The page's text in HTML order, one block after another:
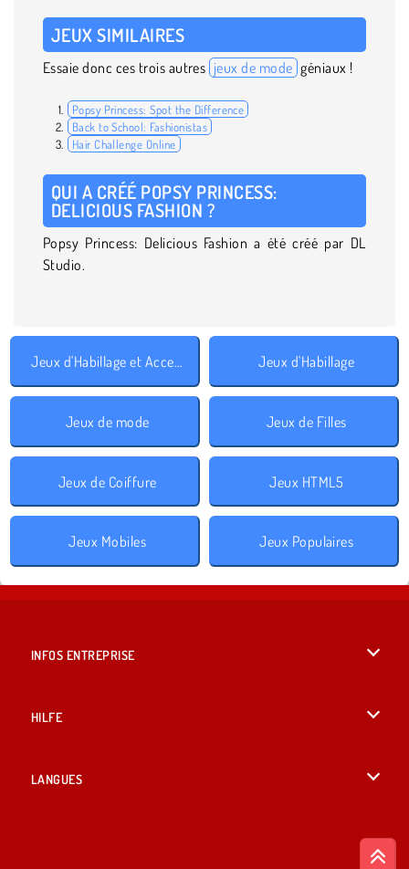
JEUX SIMILAIRES
Essaie donc ces trois autres jeux de mode géniaux !
Popsy Princess: Spot the Difference
Back to School: Fashionistas
Hair Challenge Online
QUI A CRÉÉ POPSY PRINCESS:
DELICIOUS FASHION ?
Popsy Princess: Delicious Fashion a été créé par DL
Studio.
Jeux d'Habillage et Accessoires Jeux d'Habillage
Jeux de mode Jeux de Filles
Jeux de Coiffure Jeux HTML5
Jeux Mobiles Jeux Populaires
INFOS ENTREPRISE
HILFE
LANGUES